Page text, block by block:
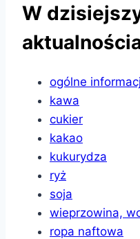
W
ogólne
kawa
cukier
kakao
kukurydza
ryż
soja
wieprzowina,
ropa naftowa